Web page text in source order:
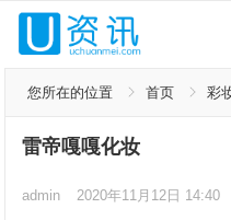
您所在的位置 首页 彩
雷帝嘎嘎化妆
admin 2020年11月12日 14:40